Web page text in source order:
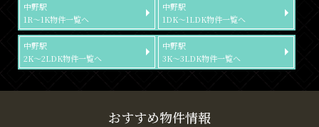
中野駅
1R～1K物件一覧へ
中野駅
1DK～1LDK物件一覧へ
中野駅
2K～2LDK物件一覧へ
中野駅
3K～3LDK物件一覧へ
おすすめ物件情報